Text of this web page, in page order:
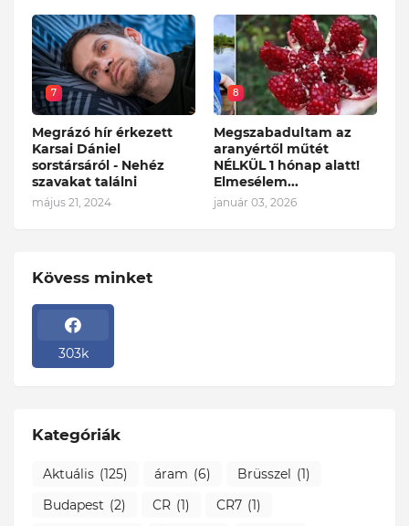
7
Megrázó hír érkezett
Karsai Dániel
sorstársáról - Nehéz
szavakat találni
május 21, 2024
8
Megszabadultam az
aranyértől műtét
NÉLKÜL 1 hónap alatt!
Elmesélem...
január 03, 2026
Kövess minket
303k
Kategóriák
Aktuális (125) áram (6) Brüsszel (1)
Budapest (2) CR (1) CR7 (1)